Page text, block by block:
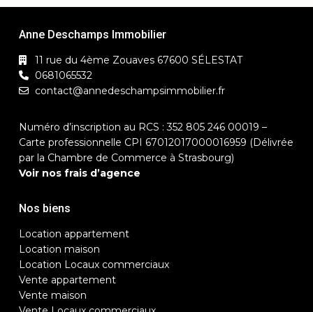
Anne Deschamps Immobilier
11 rue du 4ème Zouaves 67600 SÉLESTAT
0681065532
contact@annedeschampsimmobilier.fr
Numéro d’inscription au RCS : 352 805 246 00019 –
Carte professionnelle CPI 67012017000016959 (Délivrée
par la Chambre de Commerce à Strasbourg)
Voir nos frais d’agence
Nos biens
Location appartement
Location maison
Location Locaux commerciaux
Vente appartement
Vente maison